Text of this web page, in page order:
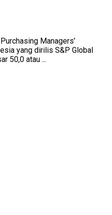
Managers’
yang dirilis S&P Global
50,0 atau ...